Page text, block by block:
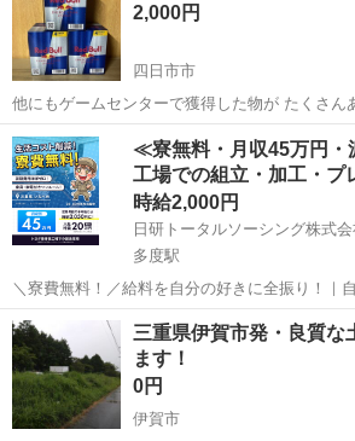
2,000円
四日市市
他にもゲームセンターで獲得した物が たくさんあり
下げは考えておりません😖 アミューズメント景品の為箱のキズ凹み、
初期不良など御理解頂ける方よろしく お願いいた
ト、喫...
三重 四日市市 その他 レッドブル
≪寮無料・月収45万円
工場での組立・加工・プ
時給2,000円
日研トータルソーシング株式会
多度駅
＼寮費無料！／給料を自分の好きに全振り！｜
社特典最大20万円！｜入社から半年後には時給
くほど時給UP☆ トヨタ車の製造（組立・加工など） トヨタ車体各工
場でのミニバン・SUV...
三重 いなべ市 多度駅 その他
三重県伊賀市発・良質な
ます！
0円
伊賀市